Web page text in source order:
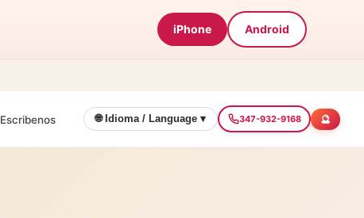
iPhone Android
Escribenos 🌐 Idioma / Language ▾ 347-932-9168 🔮